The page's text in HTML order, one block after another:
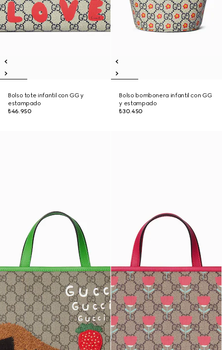
Bolso tote infantil con GG y
estampado
₺46.950
Bolso bombonera infantil con GG
y estampado
₺30.450